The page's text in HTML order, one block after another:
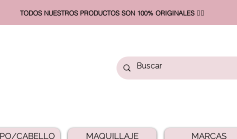
TODOS NUESTROS PRODUCTOS SON 100% ORIGINALES ❤️‍🔥​
CABELLO MAQUILLAJE MARCAS